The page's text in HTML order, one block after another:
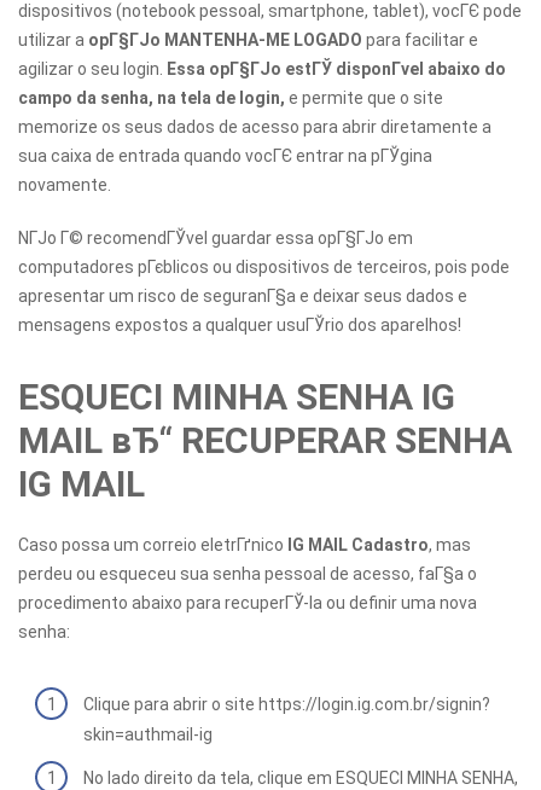
dispositivos (notebook pessoal, smartphone, tablet), vocГЄ pode
utilizar a opГ§ГЈo MANTENHA-ME LOGADO para facilitar e
agilizar o seu login.
Essa opГ§ГЈo estГЎ disponГ­vel abaixo do
campo da senha, na tela de login, e permite que o site
memorize os seus dados de acesso para abrir diretamente a
sua caixa de entrada quando vocГЄ entrar na pГЎgina
novamente.
NГЈo Г© recomendГЎvel guardar essa opГ§ГЈo em
computadores pГєblicos ou dispositivos de terceiros, pois pode
apresentar um risco de seguranГ§a e deixar seus dados e
mensagens expostos a qualquer usuГЎrio dos aparelhos!
ESQUECI MINHA SENHA IG
MAIL вЂ“ RECUPERAR SENHA
IG MAIL
Caso possa um correio eletrГґnico IG MAIL Cadastro, mas
perdeu ou esqueceu sua senha pessoal de acesso, faГ§a o
procedimento abaixo para recuperГЎ-la ou definir uma nova
senha:
Clique para abrir o site https://login.ig.com.br/signin?
skin=authmail-ig
No lado direito da tela, clique em ESQUECI MINHA SENHA,